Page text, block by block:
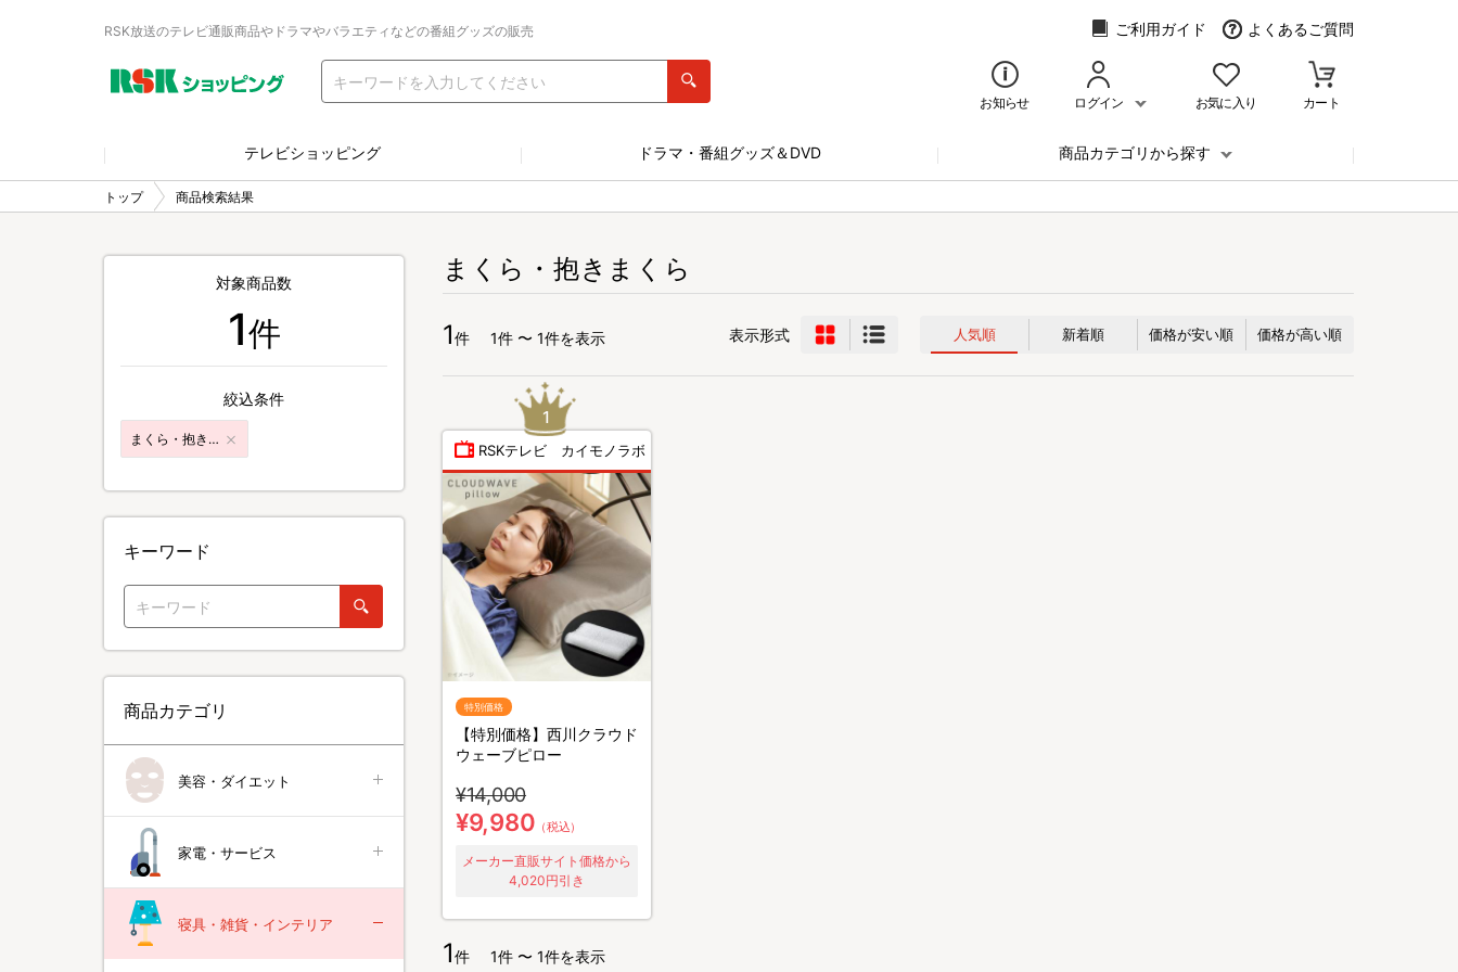
RSK放送のテレビ通販商品やドラマやバラエティなどの番組グッズの販売 ご利用ガイド よくあるご質問
お知らせ ログイン お気に入り カート
テレビショッピング ドラマ・番組グッズ＆DVD 商品カテゴリから探す
トップ 商品検索結果
まくら・抱きまくら
1件 1件 〜 1件を表示 表示形式 人気順 新着順 価格が安い順 価格が高い順
RSKテレビ カイモノラボ
特別価格
【特別価格】西川クラウド
ウェーブピロー
¥14,000
¥9,980 （税込）
メーカー直販サイト価格から
4,020円引き
1件 1件 〜 1件を表示
対象商品数
1件
絞込条件
まくら・抱きまくら
キーワード
商品カテゴリ
美容・ダイエット
家電・サービス
寝具・雑貨・インテリア